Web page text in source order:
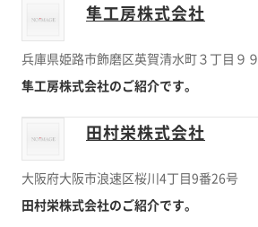
隼工房株式会社
兵庫県姫路市飾磨区英賀清水町３丁目９９
隼工房株式会社のご紹介です。
田村栄株式会社
大阪府大阪市浪速区桜川4丁目9番26号
田村栄株式会社のご紹介です。